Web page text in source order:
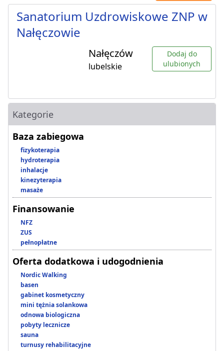
Sanatorium Uzdrowiskowe ZNP w
Nałęczowie
Nałęczów
lubelskie
Dodaj do
ulubionych
Kategorie
Baza zabiegowa
fizykoterapia
hydroterapia
inhalacje
kinezyterapia
masaże
Finansowanie
NFZ
ZUS
pełnopłatne
Oferta dodatkowa i udogodnienia
Nordic Walking
basen
gabinet kosmetyczny
mini tężnia solankowa
odnowa biologiczna
pobyty lecznicze
sauna
turnusy rehabilitacyjne